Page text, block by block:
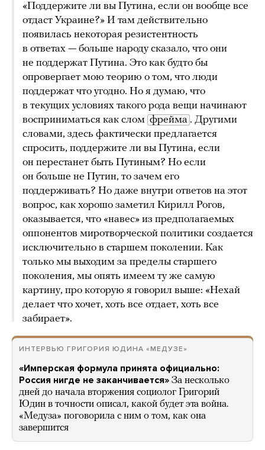
«Поддержите ли вы Путина, если он вообще все
отдаст Украине?» И там действительно
появилась некоторая резистентность
в ответах — больше народу сказало, что они
не поддержат Путина. Это как будто бы
опровергает мою теорию о том, что люди
поддержат что угодно. Но я думаю, что
в текущих условиях такого рода вещи начинают
восприниматься как слом фрейма . Другими
словами, здесь фактически предлагается
спросить, поддержите ли вы Путина, если
он перестанет быть Путиным? Но если
он больше не Путин, то зачем его
поддерживать? Но даже внутри ответов на этот
вопрос, как хорошо заметил Кирилл Рогов,
оказывается, что «навес» из предполагаемых
оппонентов миротворческой политики создается
исключительно в старшем поколении. Как
только мы выходим за пределы старшего
поколения, мы опять имеем ту же самую
картину, про которую я говорил выше: «Нехай
делает что хочет, хоть все отдает, хоть все
забирает».
ИНТЕРВЬЮ ГРИГОРИЯ ЮДИНА «МЕДУЗЕ»
«Имперская формула принята официально:
Россия нигде не заканчивается» За несколько
дней до начала вторжения социолог Григорий
Юдин в точности описал, какой будет эта война.
«Медуза» поговорила с ним о том, как она
завершится